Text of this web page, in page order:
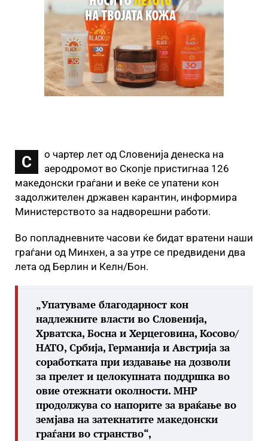
С
о чартер лет од Словенија денеска на
аеродромот во Скопје пристигнаа 126
македонски граѓани и веќе се упатени кон
задолжителен државен карантин, информира
Министерството за надворешни работи.
Во попладневните часови ќе бидат вратени наши
граѓани од Минхен, а за утре се предвидени два
лета од Берлин и Келн/Бон.
„Упатуваме благодарност кон
надлежните власти во Словенија,
Хрватска, Босна и Херцеговина, Косово/
НАТО, Србија, Германија и Австрија за
соработката при издавање на дозволи
за прелет и целокупната поддршка во
овие отежнати околности. МНР
продолжува со напорите за враќање во
земјава на затекнатите македонски
граѓани во странство“,